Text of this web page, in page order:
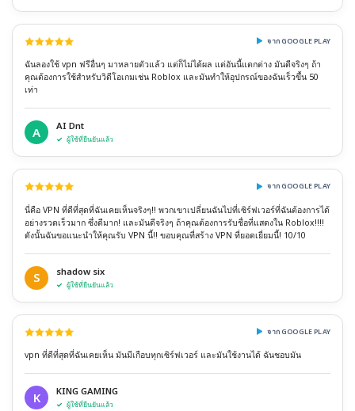
จาก GOOGLE PLAY
ฉันลองใช้ vpn ฟรีอื่นๆ มาหลายตัวแล้ว แต่ก็ไม่ได้ผล แต่อันนี้แตกต่าง มันดีจริงๆ ถ้า
คุณต้องการใช้สำหรับวิดีโอเกมเช่น Roblox และมันทำให้อุปกรณ์ของฉันเร็วขึ้น 50
เท่า
A AI Dnt
ผู้ใช้ที่ยืนยันแล้ว
จาก GOOGLE PLAY
นี่คือ VPN ที่ดีที่สุดที่ฉันเคยเห็นจริงๆ!! พวกเขาเปลี่ยนฉันไปที่เซิร์ฟเวอร์ที่ฉันต้องการได้
อย่างรวดเร็วมาก ซึ่งดีมาก! และมันดีจริงๆ ถ้าคุณต้องการรับชื่อที่แสดงใน Roblox!!!!
ดังนั้นฉันขอแนะนำให้คุณรับ VPN นี้!! ขอบคุณที่สร้าง VPN ที่ยอดเยี่ยมนี้! 10/10
S shadow six
ผู้ใช้ที่ยืนยันแล้ว
จาก GOOGLE PLAY
vpn ที่ดีที่สุดที่ฉันเคยเห็น มันมีเกือบทุกเซิร์ฟเวอร์ และมันใช้งานได้ ฉันชอบมัน
K KING GAMING
ผู้ใช้ที่ยืนยันแล้ว